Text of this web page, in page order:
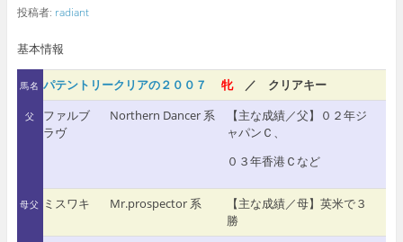
投稿者: radiant
基本情報
馬名 パテントリークリアの２００７ 牝／ クリアキー
父
ファルブ
ラヴ
Northern Dancer 系
【主な成績／父】０２年ジ
ャパンＣ、
０３年香港Ｃなど
母父 ミスワキ Mr.prospector 系
【主な成績／母】英米で３
勝